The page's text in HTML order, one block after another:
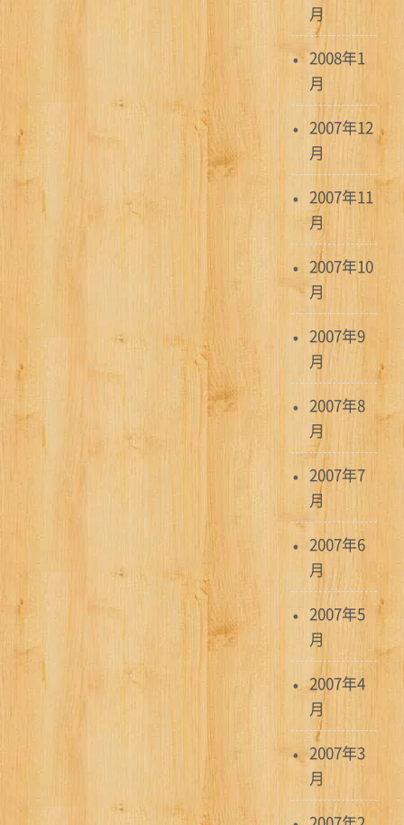
月
2008年1
月
2007年12
月
2007年11
月
2007年10
月
2007年9
月
2007年8
月
2007年7
月
2007年6
月
2007年5
月
2007年4
月
2007年3
月